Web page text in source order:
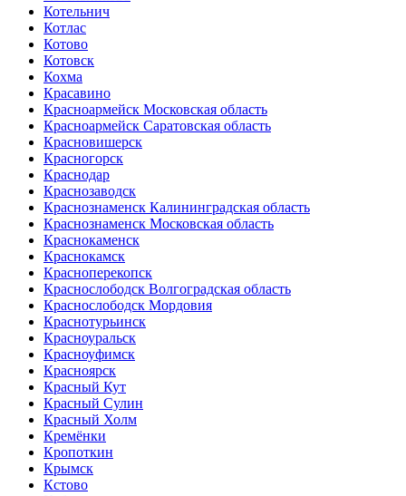
Котельнич
Котлас
Котово
Котовск
Кохма
Красавино
Красноармейск Московская область
Красноармейск Саратовская область
Красновишерск
Красногорск
Краснодар
Краснозаводск
Краснознаменск Калининградская область
Краснознаменск Московская область
Краснокаменск
Краснокамск
Красноперекопск
Краснослободск Волгоградская область
Краснослободск Мордовия
Краснотурьинск
Красноуральск
Красноуфимск
Красноярск
Красный Кут
Красный Сулин
Красный Холм
Кремёнки
Кропоткин
Крымск
Кстово